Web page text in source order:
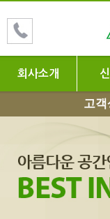
회사소개
고객